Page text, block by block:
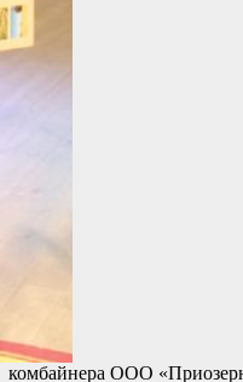
комбайнера ООО